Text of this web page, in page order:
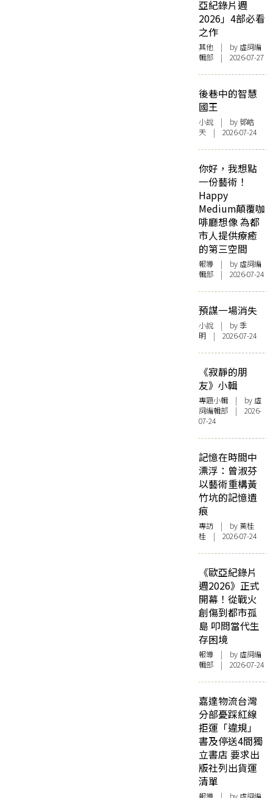
亞紀錄片週
2026」4部必看
之作
其他 | by 虛詞編
輯部 | 2026-07-27
後巷中的智慧
國王
小說 | by 鄧皓
天 | 2026-07-24
你好，我想點
一份藝術！
Happy
Medium顛覆咖
啡廳想像 為都
市人提供療癒
的第三空間
報導 | by 虛詞編
輯部 | 2026-07-24
預謀一場消失
小說 | by 季
明 | 2026-07-24
《寂靜的朋
友》小輯
專題小輯 | by 虛
詞編輯部 | 2026-
07-24
記憶在時間中
漂浮：曾淑芬
以藝術重構黃
竹坑的記憶遺
痕
專訪 | by 黃桂
桂 | 2026-07-24
《歐亞紀錄片
週2026》正式
開幕！從戰火
創傷到都市孤
島 叩問當代生
存困境
報導 | by 虛詞編
輯部 | 2026-07-24
嘉達物流台灣
分部憂踩紅線
拒運「違規」
書及停送4間獨
立書店 要求出
版社列出貨運
清單